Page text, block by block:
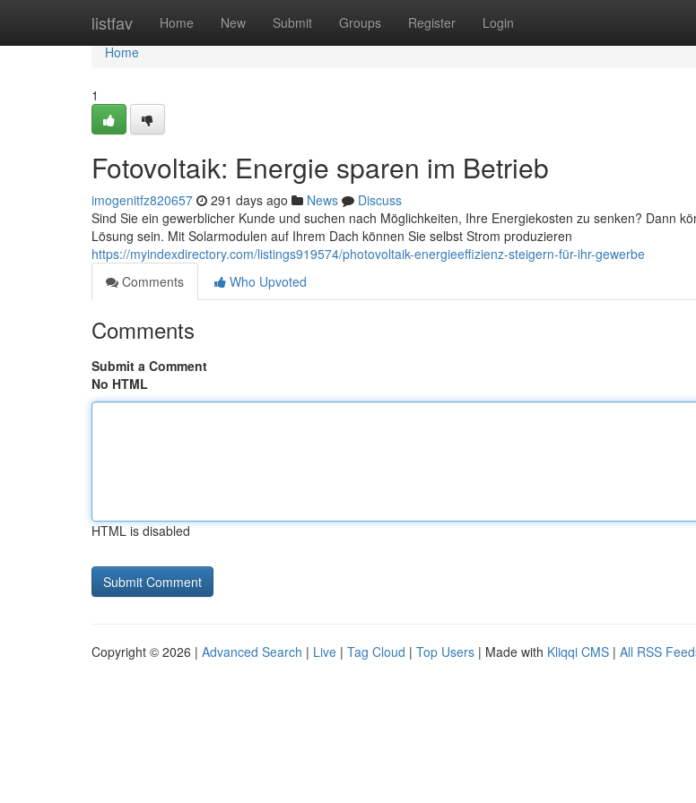
listfav Home New Submit Groups Register Login
Home
Home
1
Fotovoltaik: Energie sparen im Betrieb
imogenitfz820657 291 days ago News
Discuss
Sind Sie ein gewerblicher Kunde und suchen nach Möglichkeiten, Ihre Energiekosten zu senken? Dann
Lösung sein. Mit Solarmodulen auf Ihrem Dach können Sie selbst Strom produzieren
https://myindexdirectory.com/listings919574/photovoltaik-energieeffizienz-steigern-für-ihr-gewerbe
Comments
Who Upvoted
Comments
Submit a Comment
No HTML
HTML is disabled
Copyright © 2026 | Advanced Search | Live | Tag Cloud | Top Users | Made with Kliqqi CMS | All RSS